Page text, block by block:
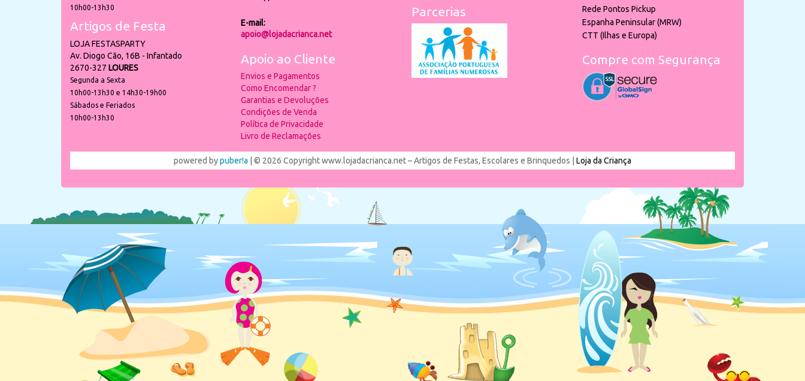
10h00-13h30
Artigos de Festa
LOJA FESTASPARTY
Av. Diogo Cão, 16B - Infantado
2670-327 LOURES
Segunda a Sexta
10h00-13h30 e 14h30-19h00
Sábados e Feriados
10h00-13h30
E-mail:
apoio@lojadacrianca.net
Apoio ao Cliente
Envios e Pagamentos
Como Encomendar ?
Garantias e Devoluções
Condições de Venda
Política de Privacidade
Livro de Reclamações
Parcerias
Rede Pontos Pickup
Espanha Peninsular (MRW)
CTT (Ilhas e Europa)
Compre com Segurança
powered bypuber!a | © 2026 Copyright www.lojadacrianca.net – Artigos de Festas, Escolares e Brinquedos | Loja da Criança